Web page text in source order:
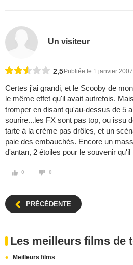
Un visiteur
2,5 Publiée le 1 janvier 2007
Certes j'ai grandi, et le Scooby de
le même effet qu'il avait autrefois.
tromper en disant qu'au-dessus de 5
sourire...les FX sont pas top, ou issu
tarte à la crème pas drôles, et un
paie des embauchés. Encore un
d'antan, 2 étoiles pour le souvenir
0 0
PRÉCÉDENTE
Les meilleurs films de
Meilleurs films